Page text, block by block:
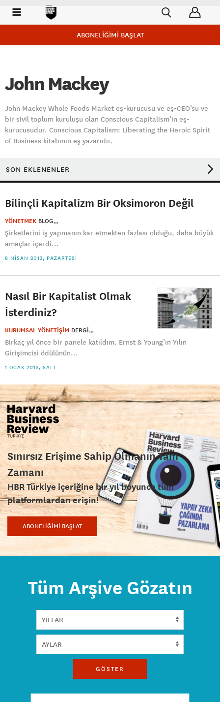
ABONELİĞİMİ BAŞLAT
John Mackey
John Mackey Whole Foods Market eş-kurucusu ve eş-CEO’su ve
bir sivil toplum kuruluşu olan Conscious Capitalism’in eş-
kurucusudur. Conscious Capitalism: Liberating the Heroic Spirit
of Business kitabının eş yazarıdır.
SON EKLENENLER
Bilinçli Kapitalizm Bir Oksimoron Değil
YÖNETMEK BLOG
Şirketlerini iş yapmanın kar etmekten fazlası olduğu, daha büyük
amaçlar içerdi...
8 NISAN 2013, PAZARTESI
Nasıl Bir Kapitalist Olmak
İsterdiniz?
KURUMSAL YÖNETİŞİM DERGI
Birkaç yıl önce bir panele katıldım. Ernst & Young’ın Yılın
Girişimcisi ödülünün...
1 OCAK 2013, SALI
Sınırsız Erişime Sahip Olmanın Tam
Zamanı
HBR Türkiye içeriğine bir yıl boyunca tüm
platformlardan erişin!
ABONELİĞİMİ BAŞLAT
Tüm Arşive Gözatın
GÖSTER